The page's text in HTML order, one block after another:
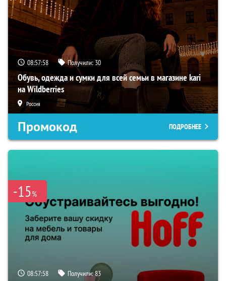
08:57:57 Получили: 30
Обувь, одежда и сумки для всей семьи в магазине kari
на Wildberries
Россия
Промокод ПОДРОБНЕЕ
-15%
08:57:57 Получили:83